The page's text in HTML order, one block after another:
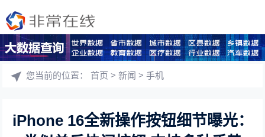
您当前的位置：首页 >新闻 >手机
iPhone 16全新操作按钮细节曝光：